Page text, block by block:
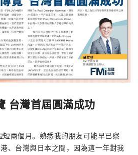
台灣首屆圓滿成功
短兩個月。熟悉我的朋友可能早已察
、台灣與日本之間，因為這一年對我